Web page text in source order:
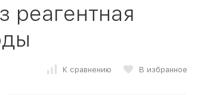
реагентная
К сравнению В избранное